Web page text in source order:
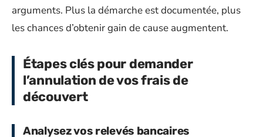
arguments. Plus la démarche est documentée, plus
les chances d’obtenir gain de cause augmentent.
Étapes clés pour demander
l’annulation de vos frais de
découvert
Analysez vos relevés bancaires